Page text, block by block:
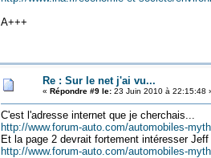
A+++
Re : Sur le net j'ai vu...
« Répondre #9 le:23 Juin 2010 à 22:15:48
C'est l'adresse internet que je cherchais...
http://www.forum-auto.com/automobiles-
Et la page 2 devrait fortement intéresser
http://www.forum-auto.com/automobiles-